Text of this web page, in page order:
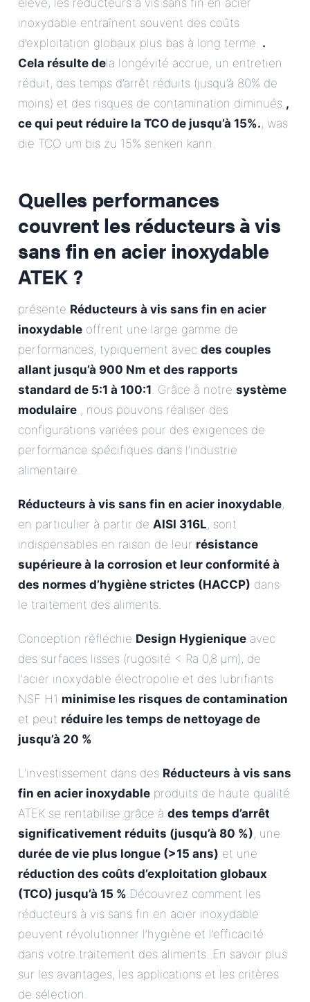
élevé, les réducteurs à vis sans fin en acier
inoxydable entraînent souvent des coûts
d’exploitation globaux plus bas à long terme. .
Cela résulte dela longévité accrue, un entretien
réduit, des temps d’arrêt réduits (jusqu’à 80% de
moins) et des risques de contamination diminués ,
ce qui peut réduire la TCO de jusqu’à 15%., was
die TCO um bis zu 15% senken kann.
Quelles performances
couvrent les réducteurs à vis
sans fin en acier inoxydable
ATEK ?
présente Réducteurs à vis sans fin en acier
inoxydable offrent une large gamme de
performances, typiquement avec des couples
allant jusqu’à 900 Nm et des rapports
standard de 5:1 à 100:1. Grâce à notre système
modulaire , nous pouvons réaliser des
configurations variées pour des exigences de
performance spécifiques dans l’industrie
alimentaire.
Réducteurs à vis sans fin en acier inoxydable,
en particulier à partir de AISI 316L, sont
indispensables en raison de leur résistance
supérieure à la corrosion et leur conformité à
des normes d’hygiène strictes (HACCP) dans
le traitement des aliments.
Conception réfléchie Design Hygienique avec
des surfaces lisses (rugosité < Ra 0,8 µm), de
l'acier inoxydable électropolie et des lubrifiants
NSF H1 minimise les risques de contamination
et peut réduire les temps de nettoyage de
jusqu’à 20 %.
L’investissement dans des Réducteurs à vis sans
fin en acier inoxydable produits de haute qualité
ATEK se rentabilise grâce à des temps d’arrêt
significativement réduits (jusqu’à 80 %), une
durée de vie plus longue (>15 ans) et une
réduction des coûts d’exploitation globaux
(TCO) jusqu’à 15 %.Découvrez comment les
réducteurs à vis sans fin en acier inoxydable
peuvent révolutionner l’hygiène et l’efficacité
dans votre traitement des aliments. En savoir plus
sur les avantages, les applications et les critères
de sélection.